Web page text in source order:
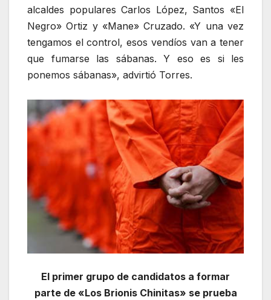
alcaldes populares Carlos López, Santos «El
Negro» Ortiz y «Mane» Cruzado. «Y una vez
tengamos el control, esos vendíos van a tener
que fumarse las sábanas. Y eso es si les
ponemos sábanas», advirtió Torres.
El primer grupo de candidatos a formar
parte de «Los Brionis Chinitas» se prueba